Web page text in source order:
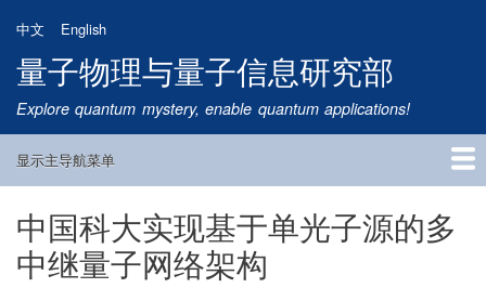
到
主
要
内
中文 English
量子物理与量子信息研究部
Explore quantum mystery, enable quantum applications!
Main
显示主导航菜单
首页
研究方向
量子卫星
团队成员
新闻动态
研究进展
学术报告
论文发表
公告通知
招生信息
相关链接
中国科大实现基于单光子源的多
中继量子网络架构